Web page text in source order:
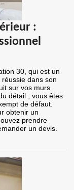
:
30, qui est un
dans son
sur vos murs
détail , vous êtes
de défaut.
obtenir un
prendre
un devis.